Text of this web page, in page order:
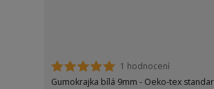
1 hodnocení
Gumokrajka bílá 9mm - Oeko-tex